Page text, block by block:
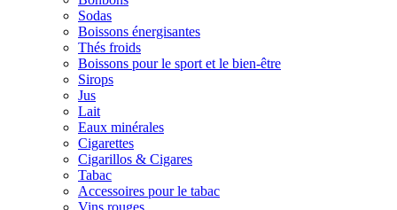
Sodas
Boissons énergisantes
Thés froids
Boissons pour le sport et le bien-être
Sirops
Jus
Lait
Eaux minérales
Cigarettes
Cigarillos & Cigares
Tabac
Accessoires pour le tabac
Vins rouges